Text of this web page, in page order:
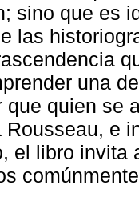
sino que es
las
una
que quien se
Rousseau, e
el libro invita